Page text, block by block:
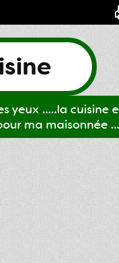
yeux .....la cuisine
ma maisonnée